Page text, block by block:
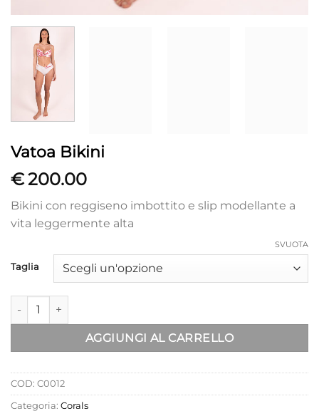
Vatoa Bikini
€200.00
Bikini con reggiseno imbottito e slip modellante a
vita leggermente alta
Taglia
SVUOTA
Vatoa Bikini quantità
AGGIUNGI AL CARRELLO
COD: C0012
Categoria: Corals